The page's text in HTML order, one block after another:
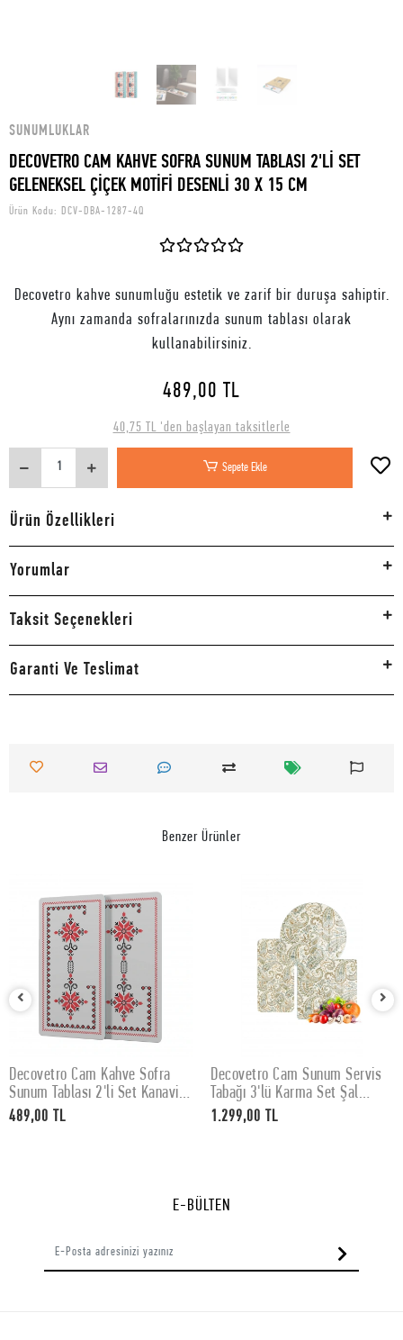
SUNUMLUKLAR
DECOVETRO CAM KAHVE SOFRA SUNUM TABLASI 2'Lİ SET
GELENEKSEL ÇİÇEK MOTİFİ DESENLİ 30 X 15 CM
Ürün Kodu: DCV-DBA-1287-4Q
Decovetro kahve sunumluğu estetik ve zarif bir duruşa sahiptir.
Aynı zamanda sofralarınızda sunum tablası olarak
kullanabilirsiniz.
489,00 TL
40,75 TL 'den başlayan taksitlerle
Sepete Ekle
Ürün Özellikleri
Yorumlar
Taksit Seçenekleri
Garanti Ve Teslimat
Benzer Ürünler
SEPETE EKLE
Decovetro Cam Kahve Sofra
Sunum Tablası 2'li Set Kanaviçe
Desenli 30 x 15 cm
489,00 TL
SEPETE EKLE
Decovetro Cam Sunum Servis
Tabağı 3'lü Karma Set Şal
Desenli
1.299,00 TL
E-BÜLTEN